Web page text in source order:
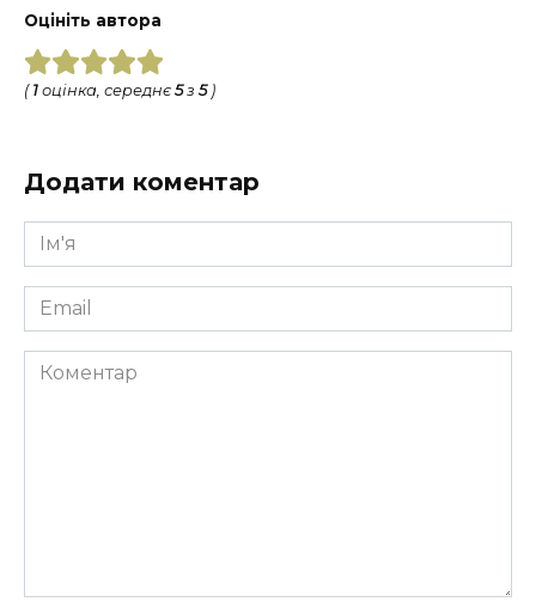
Оцініть автора
( 1 оцінка, середнє 5з 5)
Додати коментар
Ім'я
*
Email
*
Коментар